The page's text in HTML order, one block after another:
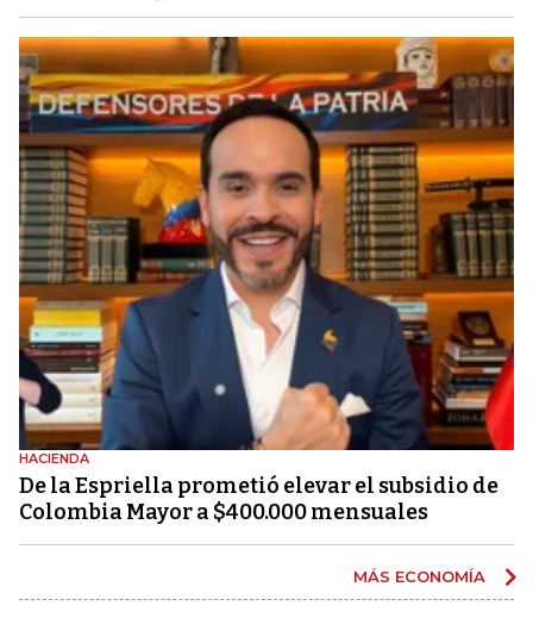
HACIENDA
De la Espriella prometió elevar el subsidio de
Colombia Mayor a $400.000 mensuales
MÁS ECONOMÍA